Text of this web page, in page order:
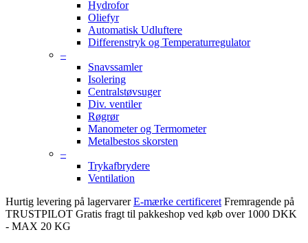
Hydrofor
Oliefyr
Automatisk Udluftere
Differenstryk og Temperaturregulator
–
Snavssamler
Isolering
Centralstøvsuger
Div. ventiler
Røgrør
Manometer og Termometer
Metalbestos skorsten
–
Trykafbrydere
Ventilation
Hurtig levering på lagervarer E-mærke certificeret Fremragende på
TRUSTPILOT Gratis fragt til pakkeshop ved køb over 1000 DKK
- MAX 20 KG